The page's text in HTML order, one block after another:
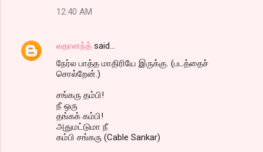
12:40 AM
லதானந்த் said…
நேர்ல பாத்த மாதிரியே இருக்கு. (படத்தைச்
சொல்றேன்.)
சங்கரு தம்பி!
நீ ஒரு
தங்கக் கம்பி!
அதுமட்டுமா நீ
கம்பி சங்கரு (Cable Sankar)